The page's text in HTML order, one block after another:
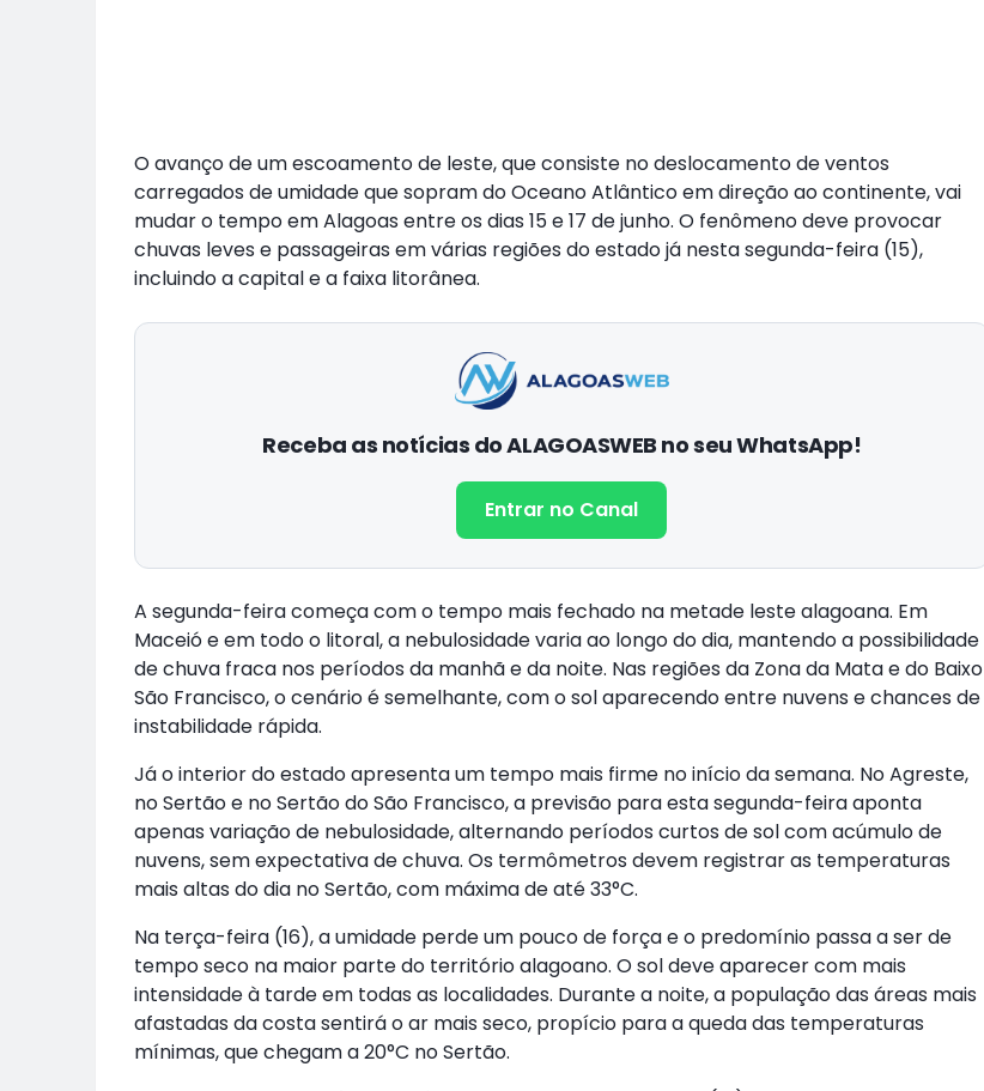
O avanço de um escoamento de leste, que consiste no deslocamento de ventos
carregados de umidade que sopram do Oceano Atlântico em direção ao continente, vai
mudar o tempo em Alagoas entre os dias 15 e 17 de junho. O fenômeno deve provocar
chuvas leves e passageiras em várias regiões do estado já nesta segunda-feira (15),
incluindo a capital e a faixa litorânea.
Receba as notícias do ALAGOASWEB no seu WhatsApp!
Entrar no Canal
A segunda-feira começa com o tempo mais fechado na metade leste alagoana. Em
Maceió e em todo o litoral, a nebulosidade varia ao longo do dia, mantendo a possibilidade
de chuva fraca nos períodos da manhã e da noite. Nas regiões da Zona da Mata e do Baixo
São Francisco, o cenário é semelhante, com o sol aparecendo entre nuvens e chances de
instabilidade rápida.
Já o interior do estado apresenta um tempo mais firme no início da semana. No Agreste,
no Sertão e no Sertão do São Francisco, a previsão para esta segunda-feira aponta
apenas variação de nebulosidade, alternando períodos curtos de sol com acúmulo de
nuvens, sem expectativa de chuva. Os termômetros devem registrar as temperaturas
mais altas do dia no Sertão, com máxima de até 33°C.
Na terça-feira (16), a umidade perde um pouco de força e o predomínio passa a ser de
tempo seco na maior parte do território alagoano. O sol deve aparecer com mais
intensidade à tarde em todas as localidades. Durante a noite, a população das áreas mais
afastadas da costa sentirá o ar mais seco, propício para a queda das temperaturas
mínimas, que chegam a 20°C no Sertão.